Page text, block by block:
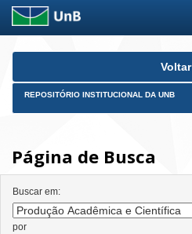
Skip
Voltar
REPOSITÓRIO INSTITUCIONAL DA UNB
Página de Busca
Buscar em:
por